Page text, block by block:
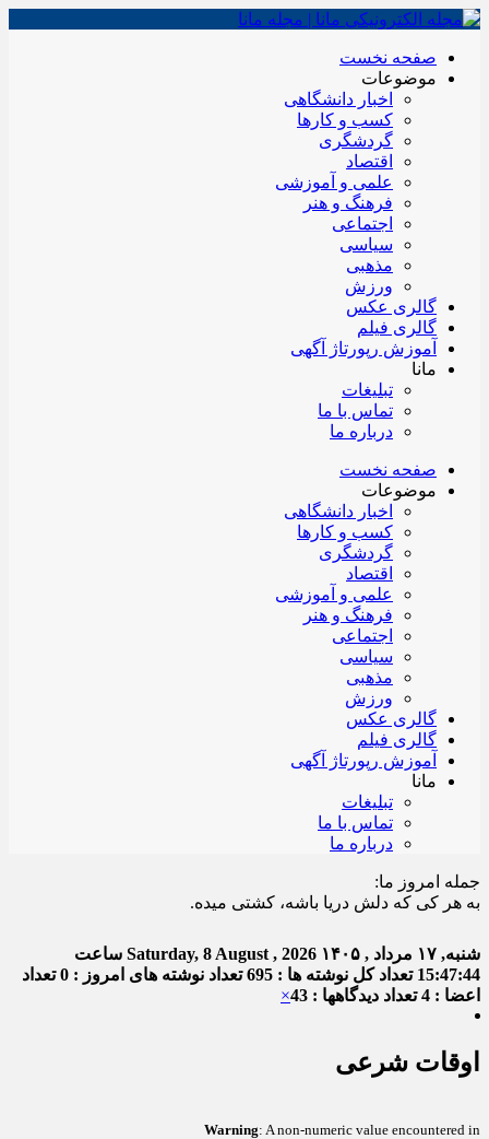
صفحه نخست
موضوعات
اخبار دانشگاهی
کسب و کارها
گردشگری
اقتصاد
علمی و آموزشی
فرهنگ و هنر
اجتماعی
سیاسی
مذهبی
ورزش
گالری عکس
گالری فیلم
آموزش رپورتاژ آگهی
مانا
تبلیغات
تماس با ما
درباره ما
صفحه نخست
موضوعات
اخبار دانشگاهی
کسب و کارها
گردشگری
اقتصاد
علمی و آموزشی
فرهنگ و هنر
اجتماعی
سیاسی
مذهبی
ورزش
گالری عکس
گالری فیلم
آموزش رپورتاژ آگهی
مانا
تبلیغات
تماس با ما
درباره ما
جمله امروز ما:
کی که دلش دریا باشه، کشتی میده.
شنبه, ۱۷ مرداد , ۱۴۰۵ Saturday, 8 August , 2026 ساعت
15:47:44 تعداد کل نوشته ها : 695 تعداد نوشته های امروز : 0
تعداد
اعضا : 4
تعداد دیدگاهها : 43 ×
اوقات شرعی
Warning: A non-numeric value encountered in